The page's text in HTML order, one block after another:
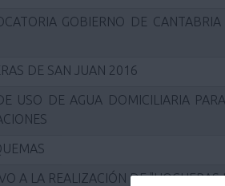
GOBIERNO DE CANTABRIA
DE SAN JUAN 2016
USO DE AGUA DOMICILIARIA
A LA REALIZACIÓN DE